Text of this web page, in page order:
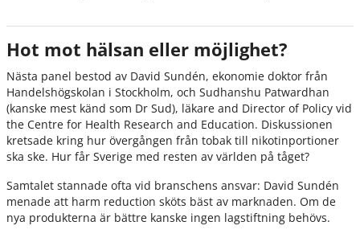
Hot mot hälsan eller möjlighet?
Nästa panel bestod av David Sundén, ekonomie doktor från
Handelshögskolan i Stockholm, och Sudhanshu Patwardhan
(kanske mest känd som Dr Sud), läkare and Director of Policy vid
the Centre for Health Research and Education. Diskussionen
kretsade kring hur övergången från tobak till nikotinportioner
ska ske. Hur får Sverige med resten av världen på tåget?
Samtalet stannade ofta vid branschens ansvar: David Sundén
menade att harm reduction sköts bäst av marknaden. Om de
nya produkterna är bättre kanske ingen lagstiftning behövs.